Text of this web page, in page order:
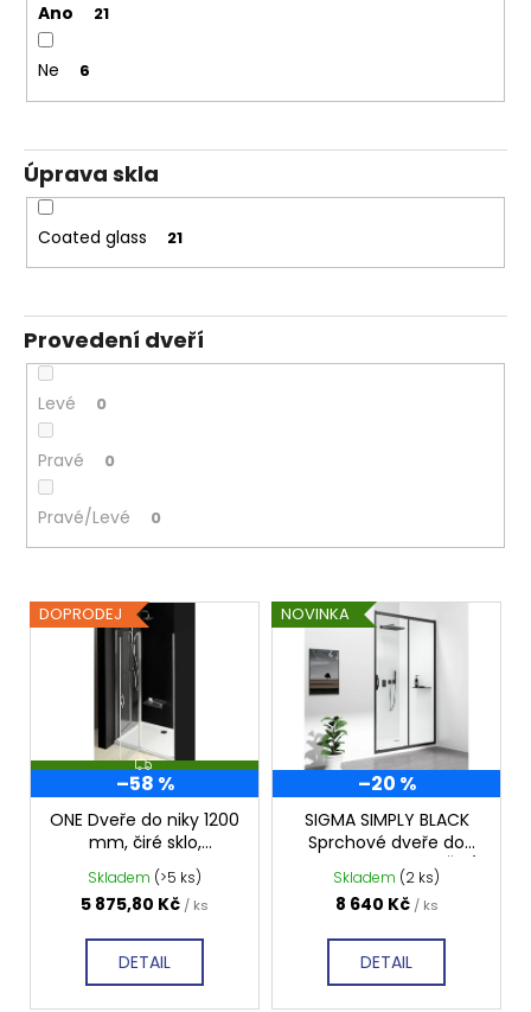
Ano 21
Ne 6
Úprava skla
Coated glass 21
Provedení dveří
Levé 0
Pravé 0
Pravé/Levé 0
V
ý
p
r
DOPRODEJ
Z
D
A
R
M
A
–58 %
ONE Dveře do niky 1200
mm, čiré sklo,
GO4412D
Skladem (>5 ks)
5 875,80 Kč / ks
DETAIL
NOVINKA
–20 %
SIGMA SIMPLY BLACK
Sprchové dveře do
niky 1200mm, sklo ČIRÉ,
GS1112B
Skladem (2 ks)
8 640 Kč / ks
DETAIL